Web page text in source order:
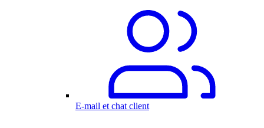
E-mail et chat client